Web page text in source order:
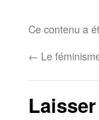
Ce contenu a
← Le